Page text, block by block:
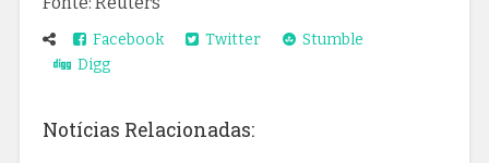
Facebook Twitter
Stumble
Digg
Notícias Relacionadas: